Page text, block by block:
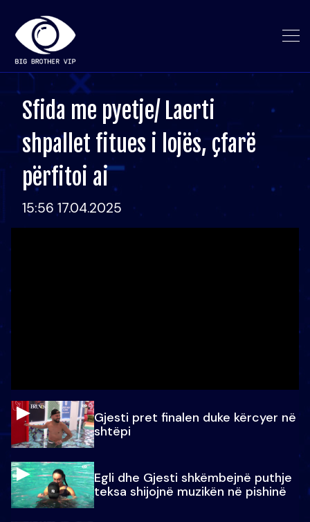
Sfida me pyetje/ Laerti
shpallet fitues i lojës, çfarë
përfitoi ai
15:56 17.04.2025
Gjesti pret finalen duke kërcyer në
shtëpi
Egli dhe Gjesti shkëmbejnë puthje
teksa shijojnë muzikën në pishinë